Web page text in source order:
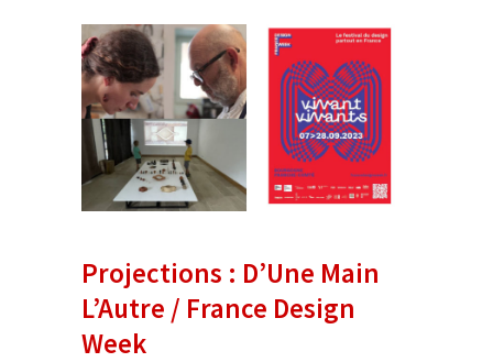
Projections : D’Une Main
L’Autre / France Design
Week